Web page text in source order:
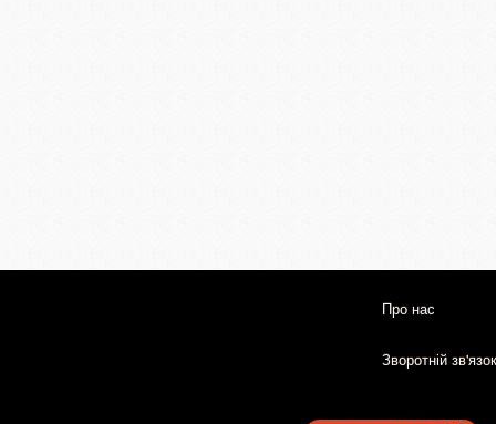
Про нас
Зворотній зв'язок